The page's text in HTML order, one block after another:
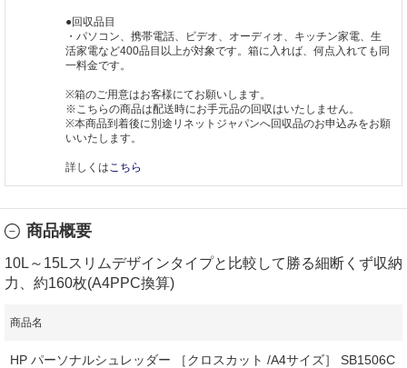
●回収品目
・パソコン、携帯電話、ビデオ、オーディオ、キッチン家電、生
活家電など400品目以上が対象です。箱に入れば、何点入れても同
一料金です。
※箱のご用意はお客様にてお願いします。
※こちらの商品は配送時にお手元品の回収はいたしません。
※本商品到着後に別途リネットジャパンへ回収品のお申込みをお願
いいたします。
詳しくはこちら
商品概要
10L～15Lスリムデザインタイプと比較して勝る細断くず収納
力、約160枚(A4PPC換算)
商品名
HP パーソナルシュレッダー ［クロスカット /A4サイズ］ SB1506C